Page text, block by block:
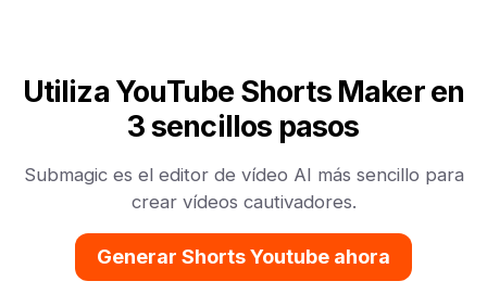
Utiliza YouTube Shorts Maker en
3 sencillos pasos
Submagic es el editor de vídeo AI más sencillo para
crear vídeos cautivadores.
Generar Shorts Youtube ahora